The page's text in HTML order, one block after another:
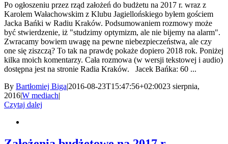
Po ogłoszeniu przez rząd założeń do budżetu na 2017 r. wraz z
Karolem Wałachowskim z Klubu Jagiellońskiego byłem gościem
Jacka Bańki w Radiu Kraków. Podsumowaniem rozmowy może
być stwierdzenie, iż "studzimy optymizm, ale nie bijemy na alarm".
Zwracamy bowiem uwagę na pewne niebezpieczeństwa, ale czy
one się ziszczą? To tak na prawdę pokaże dopiero 2018 rok. Poniżej
kilka moich komentarzy. Cała rozmowa (w wersji tekstowej i audio)
dostępna jest na stronie Radia Kraków. Jacek Bańka: 60 ...
By Bartłomiej Biga|2016-08-23T15:47:56+02:0023 sierpnia,
2016|W mediach|
Czytaj dalej